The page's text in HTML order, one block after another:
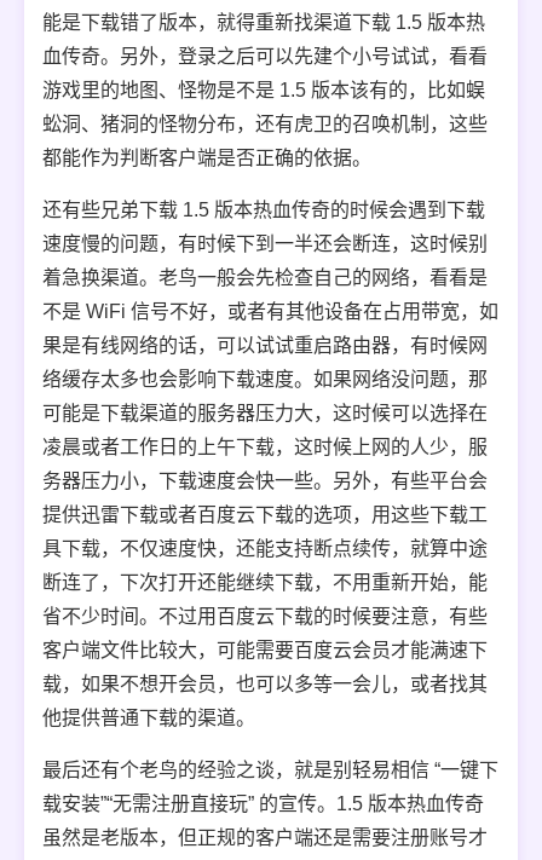
能是下载错了版本，就得重新找渠道下载 1.5 版本热
血传奇。另外，登录之后可以先建个小号试试，看看
游戏里的地图、怪物是不是 1.5 版本该有的，比如蜈
蚣洞、猪洞的怪物分布，还有虎卫的召唤机制，这些
都能作为判断客户端是否正确的依据。
还有些兄弟下载 1.5 版本热血传奇的时候会遇到下载
速度慢的问题，有时候下到一半还会断连，这时候别
着急换渠道。老鸟一般会先检查自己的网络，看看是
不是 WiFi 信号不好，或者有其他设备在占用带宽，如
果是有线网络的话，可以试试重启路由器，有时候网
络缓存太多也会影响下载速度。如果网络没问题，那
可能是下载渠道的服务器压力大，这时候可以选择在
凌晨或者工作日的上午下载，这时候上网的人少，服
务器压力小，下载速度会快一些。另外，有些平台会
提供迅雷下载或者百度云下载的选项，用这些下载工
具下载，不仅速度快，还能支持断点续传，就算中途
断连了，下次打开还能继续下载，不用重新开始，能
省不少时间。不过用百度云下载的时候要注意，有些
客户端文件比较大，可能需要百度云会员才能满速下
载，如果不想开会员，也可以多等一会儿，或者找其
他提供普通下载的渠道。
最后还有个老鸟的经验之谈，就是别轻易相信 “一键下
载安装”“无需注册直接玩” 的宣传。1.5 版本热血传奇
虽然是老版本，但正规的客户端还是需要注册账号才